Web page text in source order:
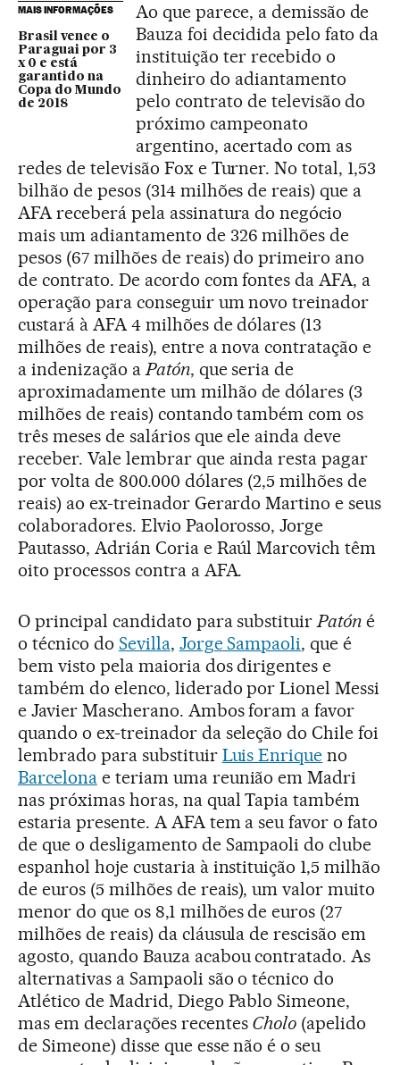
MAIS INFORMAÇÕES
Brasil vence o
Paraguai por 3
x 0 e está
garantido na
Copa do Mundo
de 2018
Ao que parece, a demissão de
Bauza foi decidida pelo fato da
instituição ter recebido o
dinheiro do adiantamento
pelo contrato de televisão do
próximo campeonato
argentino, acertado com as
redes de televisão Fox e Turner. No total, 1,53
bilhão de pesos (314 milhões de reais) que a
AFA receberá pela assinatura do negócio
mais um adiantamento de 326 milhões de
pesos (67 milhões de reais) do primeiro ano
de contrato. De acordo com fontes da AFA, a
operação para conseguir um novo treinador
custará à AFA 4 milhões de dólares (13
milhões de reais), entre a nova contratação e
a indenização aPatón, que seria de
aproximadamente um milhão de dólares (3
milhões de reais) contando também com os
três meses de salários que ele ainda deve
receber. Vale lembrar que ainda resta pagar
por volta de 800.000 dólares (2,5 milhões de
reais) ao ex-treinador Gerardo Martino e seus
colaboradores. Elvio Paolorosso, Jorge
Pautasso, Adrián Coria e Raúl Marcovich têm
oito processos contra a AFA.
O principal candidato para substituirPatón é
o técnico do Sevilla, Jorge Sampaoli, que é
bem visto pela maioria dos dirigentes e
também do elenco, liderado por Lionel Messi
e Javier Mascherano. Ambos foram a favor
quando o ex-treinador da seleção do Chile foi
lembrado para substituir Luis Enrique no
Barcelonae teriam uma reunião em Madri
nas próximas horas, na qual Tapia também
estaria presente. A AFA tem a seu favor o fato
de que o desligamento de Sampaoli do clube
espanhol hoje custaria à instituição 1,5 milhão
de euros (5 milhões de reais), um valor muito
menor do que os 8,1 milhões de euros (27
milhões de reais) da cláusula de rescisão em
agosto, quando Bauza acabou contratado. As
alternativas a Sampaoli são o técnico do
Atlético de Madrid, Diego Pablo Simeone,
mas em declarações recentes Cholo (apelido
de Simeone) disse que esse não é o seu